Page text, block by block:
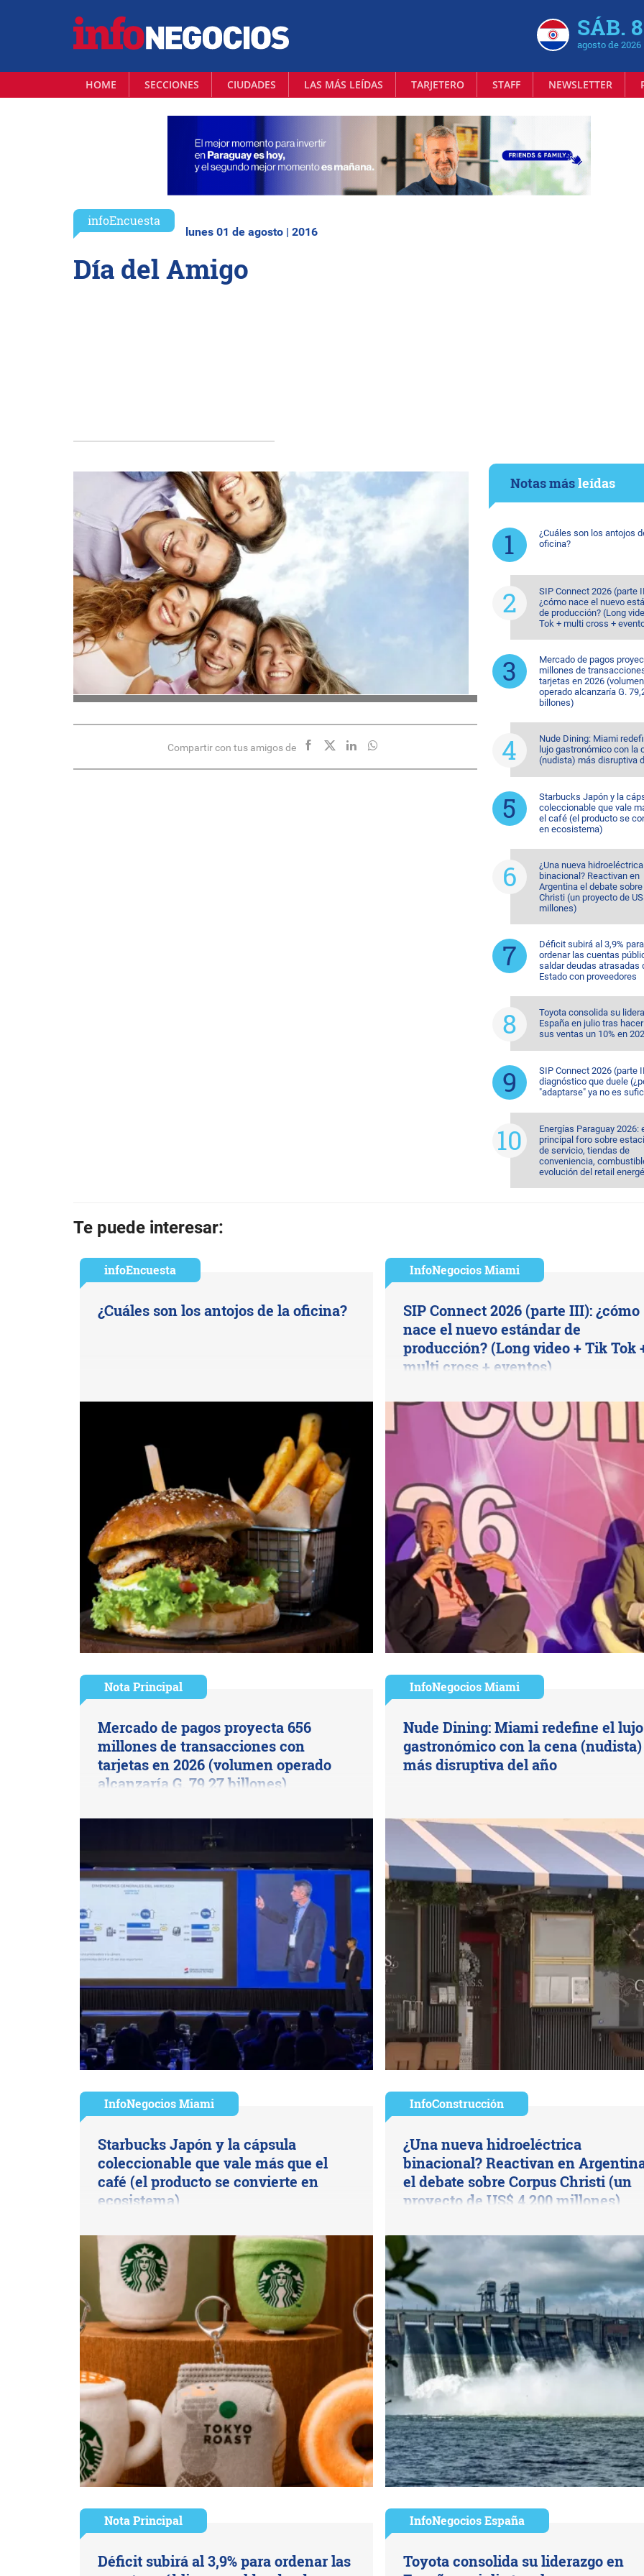
SÁB. 8
agosto de 2026
HOME SECCIONES CIUDADES LAS MÁS LEÍDAS TARJETERO STAFF NEWSLETTER
infoEncuesta
lunes 01 de agosto | 2016
Día del Amigo
Compartir con tus amigos de
Notas másleídas
¿Cuáles son los antojos
oficina?
SIP Connect 2026 (parte
¿cómo nace el nuevo
de producción? (Long
Tok + multi cross +
Mercado de pagos
millones de
tarjetas en 2026 (volumen
operado alcanzaría G.
billones)
Nude Dining: Miami
lujo gastronómico con la
(nudista) más disruptiva
Starbucks Japón y la
coleccionable que vale
el café (el producto se
en ecosistema)
¿Una nueva hidroeléctrica
binacional? Reactivan en
Argentina el debate
Christi (un proyecto de
millones)
Déficit subirá al 3,9% para
ordenar las cuentas
saldar deudas atrasadas
Estado con proveedores
Toyota consolida su
España en julio tras
sus ventas un 10% en
SIP Connect 2026 (parte
diagnóstico que duele
"adaptarse" ya no es
Energías Paraguay 2026:
principal foro sobre
de servicio, tiendas de
conveniencia,
evolución del retail
Te puede interesar:
infoEncuesta
¿Cuáles son los antojos de la oficina?
InfoNegocios Miami
SIP Connect 2026 (parte III): ¿cómo
nace el nuevo estándar de
producción? (Long video + Tik Tok
multi cross + eventos)
Nota Principal
Mercado de pagos proyecta 656
millones de transacciones con
tarjetas en 2026 (volumen operado
alcanzaría G. 79,27 billones)
InfoNegocios Miami
Nude Dining: Miami redefine el lujo
gastronómico con la cena (nudista)
más disruptiva del año
InfoNegocios Miami
Starbucks Japón y la cápsula
coleccionable que vale más que el
café (el producto se convierte en
ecosistema)
InfoConstrucción
¿Una nueva hidroeléctrica
binacional? Reactivan en
el debate sobre Corpus Christi (un
proyecto de US$ 4.200 millones)
Nota Principal
Déficit subirá al 3,9% para ordenar las
InfoNegocios España
Toyota consolida su liderazgo en